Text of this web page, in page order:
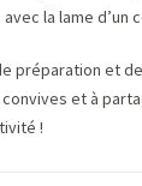
la lame d’un
préparation et
et à
!